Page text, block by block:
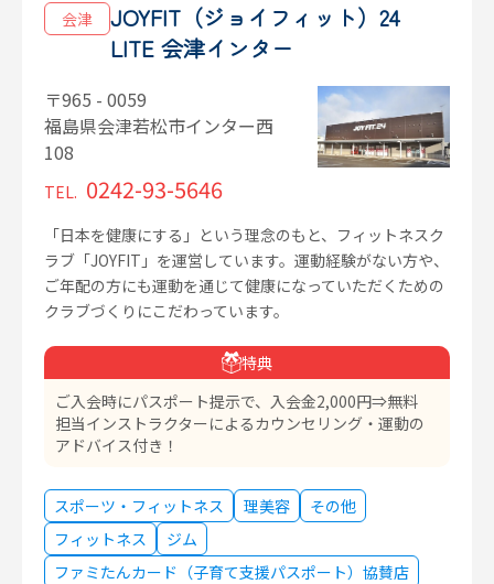
会津
JOYFIT（ジョイフィット）24
LITE 会津インター
〒965 - 0059
福島県会津若松市インター西
108
TEL. 0242-93-5646
「日本を健康にする」という理念のもと、フィットネスク
ラブ「JOYFIT」を運営しています。運動経験がない方や、
ご年配の方にも運動を通じて健康になっていただくための
クラブづくりにこだわっています。
特典
ご入会時にパスポート提示で、入会金2,000円⇒無料
担当インストラクターによるカウンセリング・運動の
アドバイス付き！
スポーツ・フィットネス 理美容
その他
フィットネス
ジム
ファミたんカード（子育て支援パスポート）協賛店